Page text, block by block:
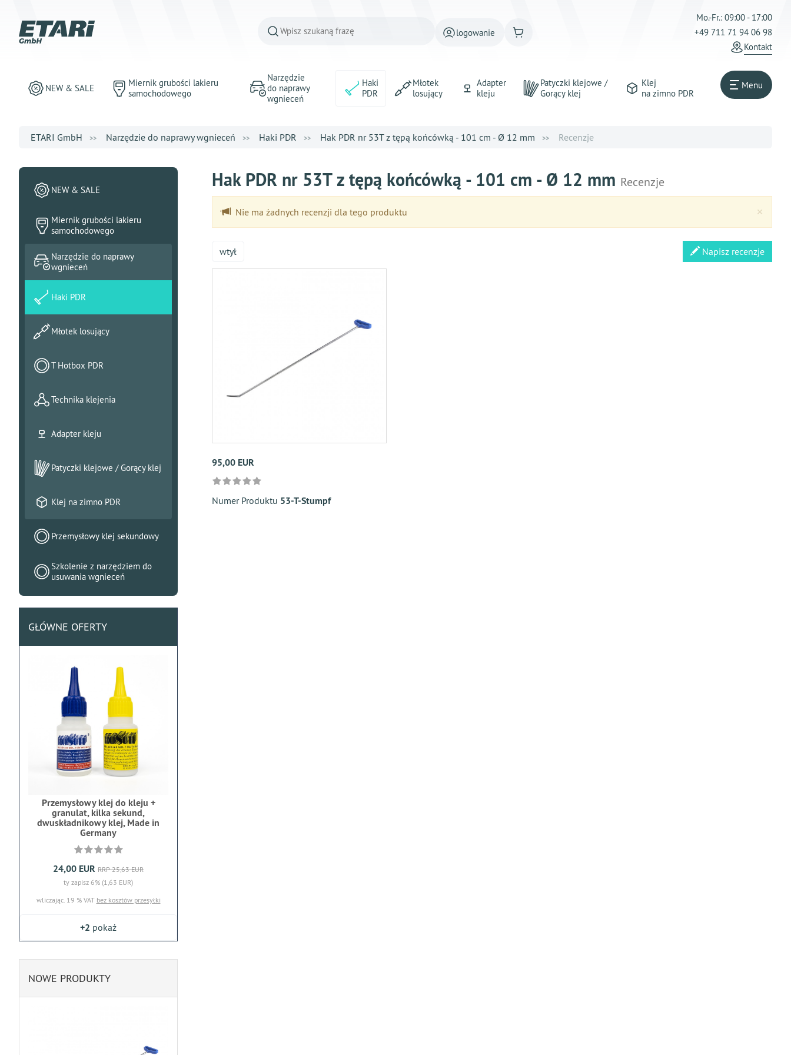
logowanie
Mo.-Fr.: 09:00 - 17:00
+49 711 71 94 06 98
Kontakt
NEW & SALE
Miernik grubości lakieru
samochodowego
Narzędzie
do naprawy
wgnieceń
Haki
PDR
Młotek
losujący
Adapter
kleju
Patyczki klejowe /
Gorący klej
Klej
na zimno PDR
Menu
ETARI GmbH Narzędzie do naprawy wgnieceń Haki PDR Hak PDR nr 53T z tępą końcówką - 101 cm - Ø 12 mm Recenzje
Hak PDR nr 53T z tępą końcówką - 101 cm - Ø 12 mm Recenzje
×
Nie ma żadnych recenzji dla tego produktu
wtył
95,00 EUR
Numer Produktu 53-T-Stumpf
Napisz recenzje
NEW & SALE
Miernik grubości lakieru
samochodowego
Narzędzie do naprawy
wgnieceń
Haki PDR
Młotek losujący
T Hotbox PDR
Technika klejenia
Adapter kleju
Patyczki klejowe / Gorący klej
Klej na zimno PDR
Przemysłowy klej sekundowy
Szkolenie z narzędziem do
usuwania wgnieceń
GŁÓWNE OFERTY
Przemysłowy klej do kleju +
granulat, kilka sekund,
dwuskładnikowy klej, Made in
Germany
24,00 EUR RRP 25,63 EUR
ty zapisz 6% (1,63 EUR)
wliczając. 19 % VAT bez kosztów przesyłki
+2 pokaż
NOWE PRODUKTY